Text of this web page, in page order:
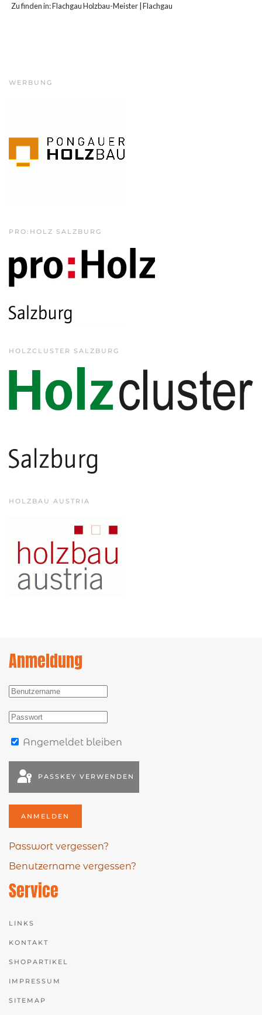
Zu finden in:Flachgau Holzbau-Meister Flachgau
WERBUNG
PRO:HOLZ SALZBURG
HOLZCLUSTER SALZBURG
HOLZBAU AUSTRIA
Anmeldung
Angemeldet bleiben
PASSKEY VERWENDEN
ANMELDEN
Passwort vergessen?
Benutzername vergessen?
Service
LINKS
KONTAKT
SHOPARTIKEL
IMPRESSUM
SITEMAP